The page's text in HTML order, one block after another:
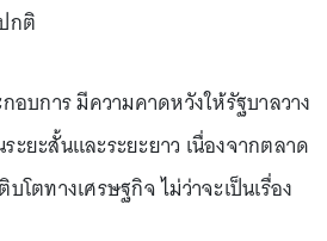
กติ
อบการ มีความคาดหวังให้รัฐบาลวาง
ยะสั้นและระยะยาว เนื่องจากตลาด
ตทางเศรษฐกิจ ไม่ว่าจะเป็นเรื่อง